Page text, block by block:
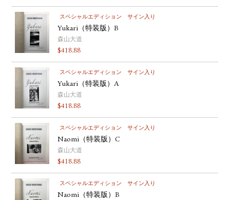
スペシャルエディション サイン入り
Yukari（特装版）B
森山大道
$418.88
スペシャルエディション サイン入り
Yukari（特装版）A
森山大道
$418.88
スペシャルエディション サイン入り
Naomi（特装版）C
森山大道
$418.88
スペシャルエディション サイン入り
Naomi（特装版）B